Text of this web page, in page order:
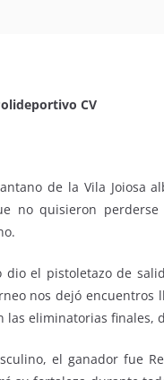
CV
de la Vila Joiosa
no quisieron
dio el pistoletazo de
nos dejó encuentros
las eliminatorias finales,
el ganador fue